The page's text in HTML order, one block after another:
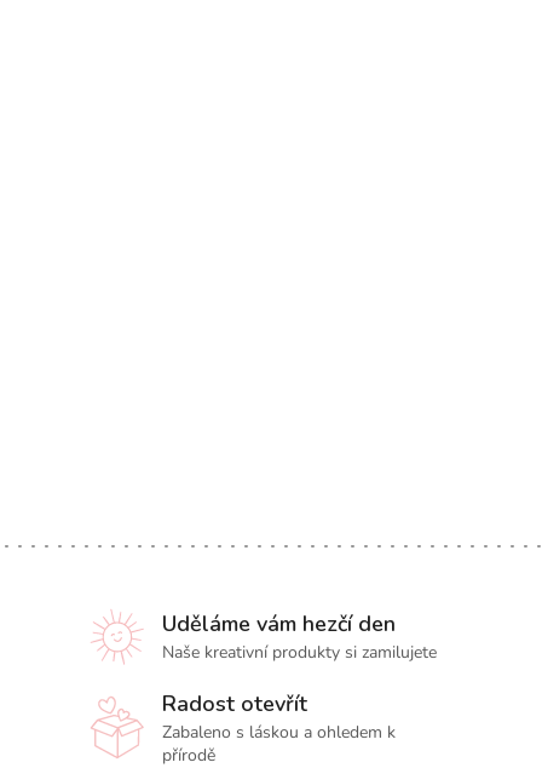
Uděláme vám hezčí den
Naše kreativní produkty si zamilujete
Radost otevřít
Zabaleno s láskou a ohledem k
přírodě